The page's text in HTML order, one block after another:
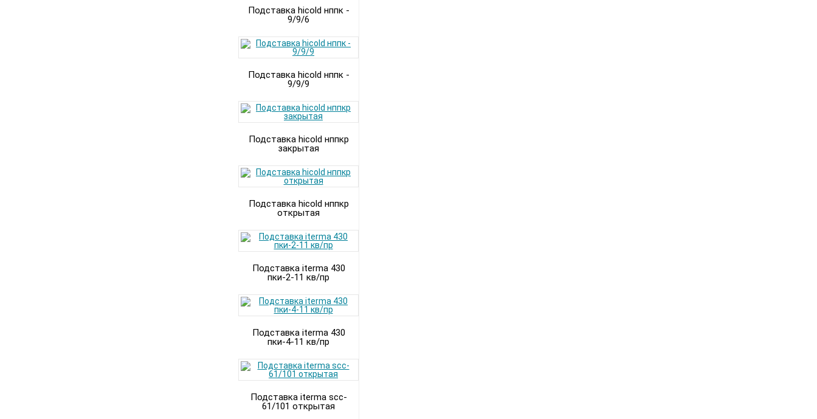
Подставка hicold нппк -
9/9/6
Подставка hicold нппк -
9/9/9
Подставка hicold нппкр
закрытая
Подставка hicold нппкр
открытая
Подставка iterma 430
пки-2-11 кв/пр
Подставка iterma 430
пки-4-11 кв/пр
Подставка iterma scc-
61/101 открытая